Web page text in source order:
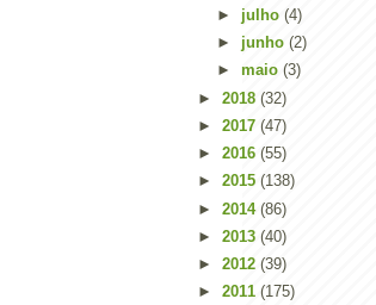
► julho (4)
► junho (2)
► maio (3)
► 2018 (32)
► 2017 (47)
► 2016 (55)
► 2015 (138)
► 2014 (86)
► 2013 (40)
► 2012 (39)
► 2011 (175)